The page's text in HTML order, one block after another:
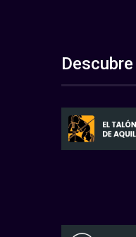
Descubre